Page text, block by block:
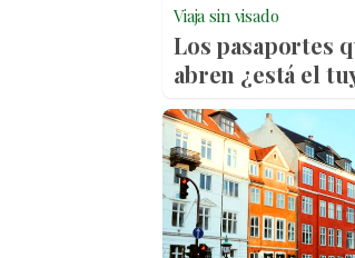
Viaja sin visado
Los pasaportes
abren ¿está el